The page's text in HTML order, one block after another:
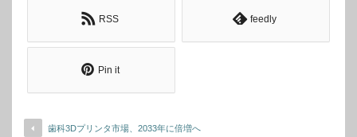
RSS feedly
Pin it
歯科3Dプリンタ市場、2033年に倍増へ